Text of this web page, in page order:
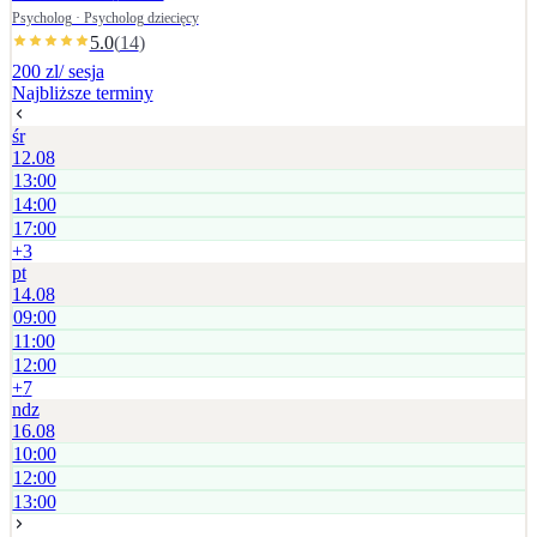
ustalana jest indywidualnie.
Psycholog · Psycholog dziecięcy
5.0(14)
200 zl/ sesja
Najbliższe terminy
śr
12.08
13:00
14:00
17:00
+3
pt
14.08
09:00
11:00
12:00
+7
ndz
16.08
10:00
12:00
13:00